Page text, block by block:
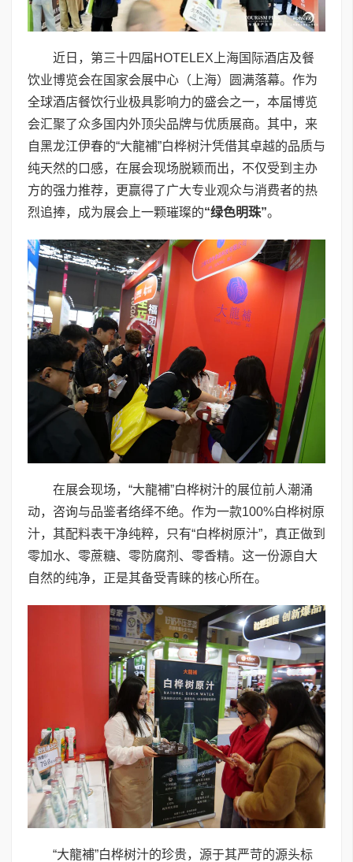
近日，第三十四届HOTELEX上海国际酒店及餐
饮业博览会在国家会展中心（上海）圆满落幕。作为
全球酒店餐饮行业极具影响力的盛会之一，本届博览
会汇聚了众多国内外顶尖品牌与优质展商。其中，来
自黑龙江伊春的“大龍補”白桦树汁凭借其卓越的品质与
纯天然的口感，在展会现场脱颖而出，不仅受到主办
方的强力推荐，更赢得了广大专业观众与消费者的热
烈追捧，成为展会上一颗璀璨的“绿色明珠”。
在展会现场，“大龍補”白桦树汁的展位前人潮涌
动，咨询与品鉴者络绎不绝。作为一款100%白桦树原
汁，其配料表干净纯粹，只有“白桦树原汁”，真正做到
零加水、零蔗糖、零防腐剂、零香精。这一份源自大
自然的纯净，正是其备受青睐的核心所在。
“大龍補”白桦树汁的珍贵，源于其严苛的源头标